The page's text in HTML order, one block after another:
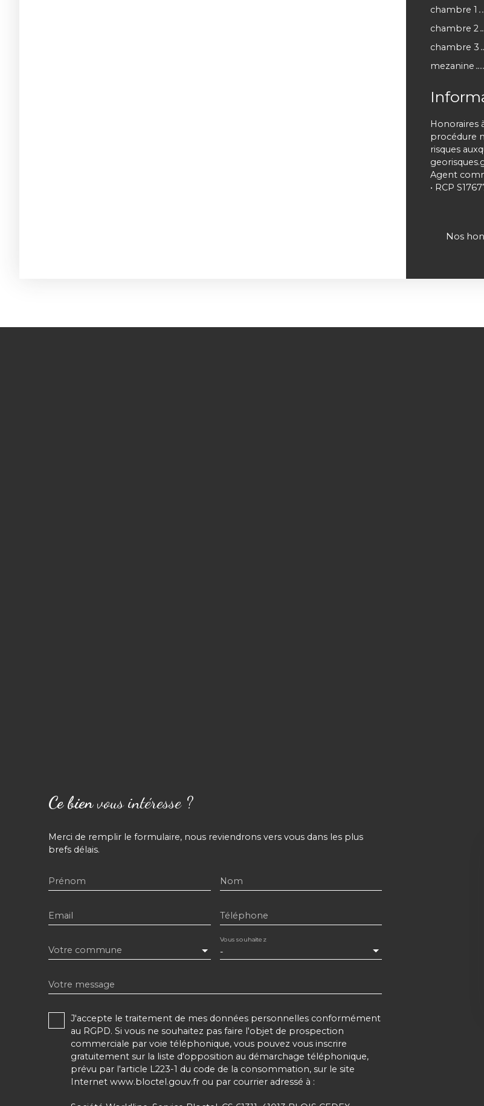
chambre 1
chambre 2
chambre 3
mezanine
Honoraires
procédure
risques
Agent
• RCP
Nos
Ce bien vous intéresse ?
Merci de remplir le formulaire, nous reviendrons vers vous dans les plus
brefs délais.
Prénom Nom
Email Téléphone
Votre commune -
Vous souhaitez
Votre message
J'accepte le traitement de mes données personnelles conformément
au RGPD. Si vous ne souhaitez pas faire l'objet de prospection
commerciale par voie téléphonique, vous pouvez vous inscrire
gratuitement sur la liste d'opposition au démarchage téléphonique,
prévu par l'article L223-1 du code de la consommation, sur le site
Internet www.bloctel.gouv.fr ou par courrier adressé à :